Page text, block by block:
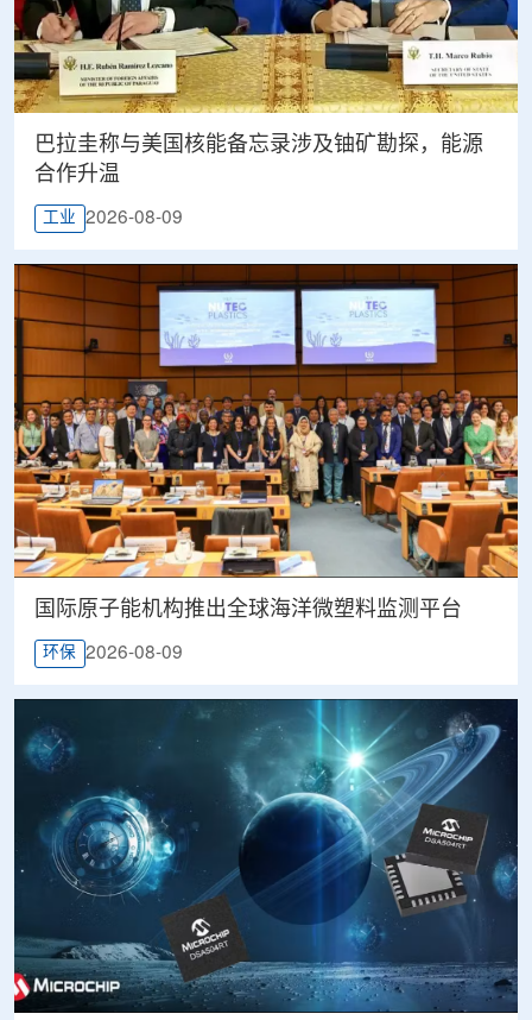
巴拉圭称与美国核能备忘录涉及铀矿勘探，能源
合作升温
工业 2026-08-09
国际原子能机构推出全球海洋微塑料监测平台
环保 2026-08-09